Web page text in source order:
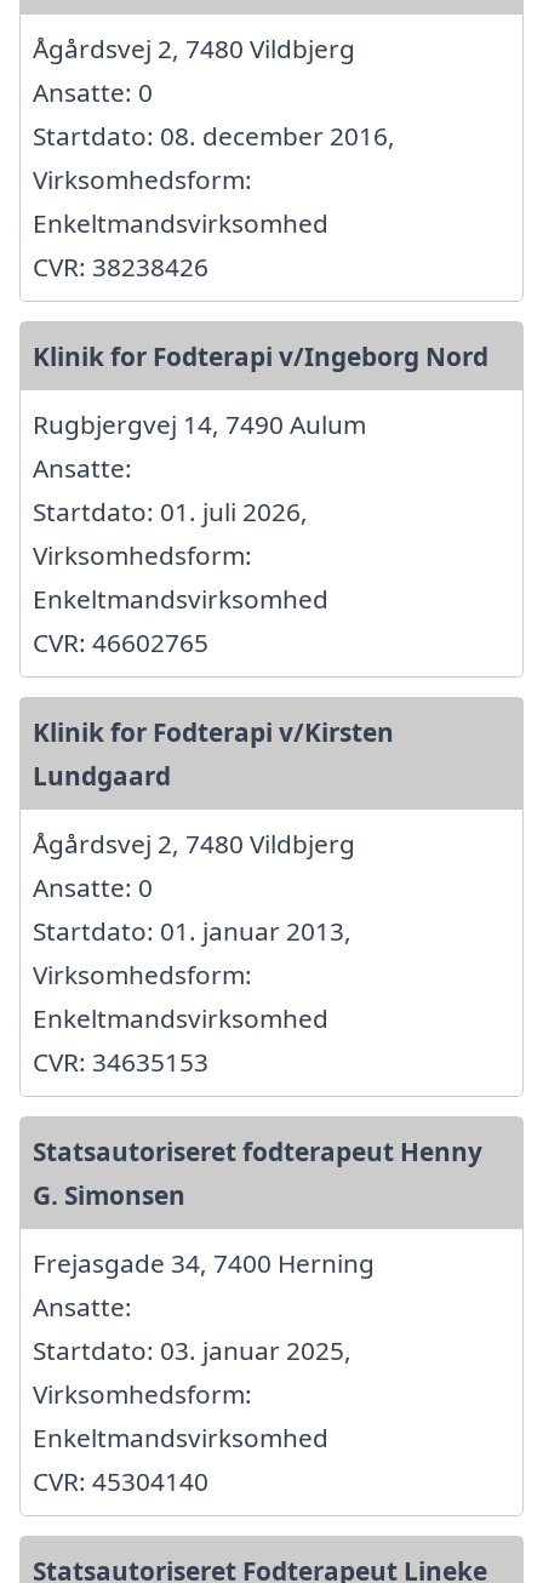
Ågårdsvej 2, 7480 Vildbjerg
Ansatte: 0
Startdato: 08. december 2016,
Virksomhedsform:
Enkeltmandsvirksomhed
CVR: 38238426
Klinik for Fodterapi v/Ingeborg Nord
Rugbjergvej 14, 7490 Aulum
Ansatte:
Startdato: 01. juli 2026,
Virksomhedsform:
Enkeltmandsvirksomhed
CVR: 46602765
Klinik for Fodterapi v/Kirsten
Lundgaard
Ågårdsvej 2, 7480 Vildbjerg
Ansatte: 0
Startdato: 01. januar 2013,
Virksomhedsform:
Enkeltmandsvirksomhed
CVR: 34635153
Statsautoriseret fodterapeut Henny
G. Simonsen
Frejasgade 34, 7400 Herning
Ansatte:
Startdato: 03. januar 2025,
Virksomhedsform:
Enkeltmandsvirksomhed
CVR: 45304140
Statsautoriseret Fodterapeut Lineke